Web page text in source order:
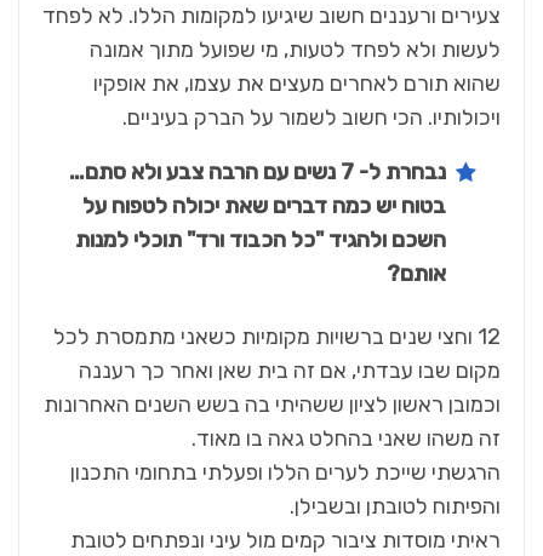
צעירים ורעננים חשוב שיגיעו למקומות הללו. לא לפחד
לעשות ולא לפחד לטעות, מי שפועל מתוך אמונה
שהוא תורם לאחרים מעצים את עצמו, את אופקיו
ויכולותיו. הכי חשוב לשמור על הברק בעיניים.
נבחרת ל- 7 נשים עם הרבה צבע ולא סתם…
בטוח יש כמה דברים שאת יכולה לטפוח על
השכם ולהגיד "כל הכבוד ורד" תוכלי למנות
אותם?
12 וחצי שנים ברשויות מקומיות כשאני מתמסרת לכל
מקום שבו עבדתי, אם זה בית שאן ואחר כך רעננה
וכמובן ראשון לציון ששהיתי בה בשש השנים האחרונות
זה משהו שאני בהחלט גאה בו מאוד.
הרגשתי שייכת לערים הללו ופעלתי בתחומי התכנון
והפיתוח לטובתן ובשבילן.
ראיתי מוסדות ציבור קמים מול עיני ונפתחים לטובת